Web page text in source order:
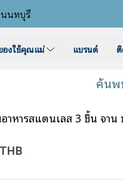
นนทบุรี
องใช้คุณแม่ แบรนด์
ค้นพ
าหารสแตนเลส 3 ชิ้น จา